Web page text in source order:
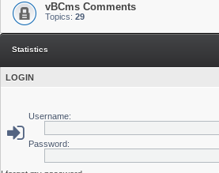
vBCms Comments
Topics: 29
Statistics
LOGIN
Username:
Password: